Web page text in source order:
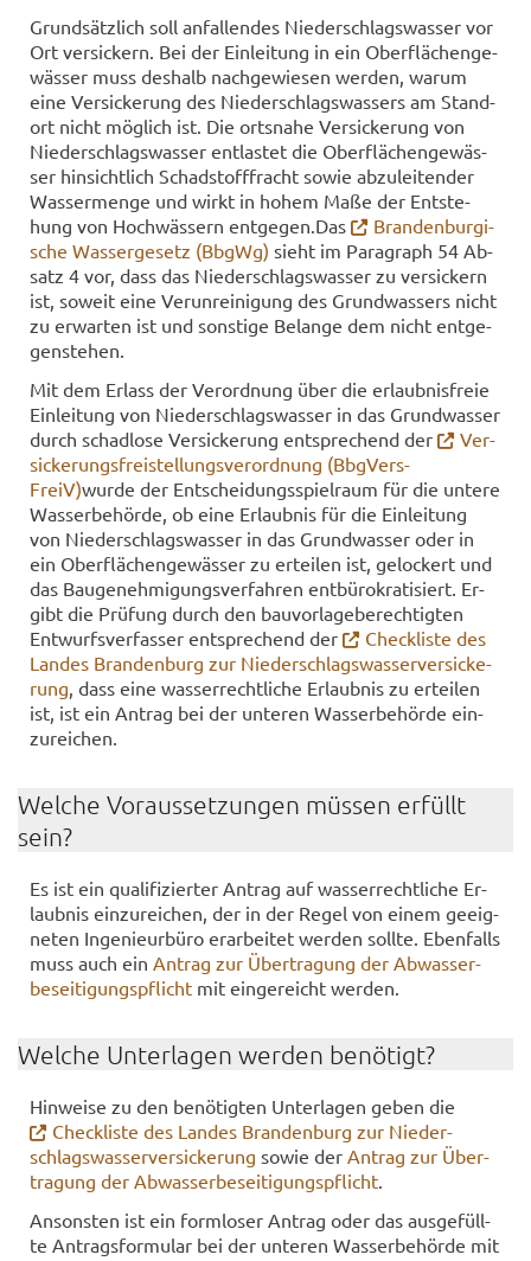
Grund­sätz­lich soll an­fal­len­des Nie­der­schlags­was­ser vor
Ort ver­si­ckern. Bei der Ein­lei­tung in ein Ober­flä­chen­ge­
wäs­ser muss des­halb nach­ge­wie­sen wer­den, warum
eine Ver­si­cke­rung des Nie­der­schlags­was­sers am Stand­
ort nicht mög­lich ist. Die orts­na­he Ver­si­cke­rung von
Nie­der­schlags­was­ser ent­las­tet die Ober­flä­chen­ge­wäs­
ser hin­sicht­lich Schad­stoff­fracht sowie ab­zu­lei­ten­der
Was­ser­men­ge und wirkt in hohem Maße der Ent­ste­
hung von Hoch­wäs­sern ent­ge­gen.Das
Bran­den­bur­gi­
sche Was­ser­ge­setz (BbgWg) sieht im Pa­ra­graph 54 Ab­
satz 4 vor, dass das Nie­der­schlags­was­ser zu ver­si­ckern
ist, so­weit eine Ver­un­rei­ni­gung des Grund­was­sers nicht
zu er­war­ten ist und sons­ti­ge Be­lan­ge dem nicht ent­ge­
gen­ste­hen.
Mit dem Er­lass der Ver­ord­nung über die er­laub­nis­freie
Ein­lei­tung von Nie­der­schlags­was­ser in das Grund­was­ser
durch schad­lo­se Ver­si­cke­rung ent­spre­chend der
Ver­
si­cke­rungs­frei­stel­lungs­ver­ord­nung (Bb­gVers­
FreiV)wurde der Ent­schei­dungs­spiel­raum für die un­te­re
Was­ser­be­hör­de, ob eine Er­laub­nis für die Ein­lei­tung
von Nie­der­schlags­was­ser in das Grund­was­ser oder in
ein Ober­flä­chen­ge­wäs­ser zu er­tei­len ist, ge­lo­ckert und
das Bau­ge­neh­mi­gungs­ver­fah­ren ent­bü­ro­kra­ti­siert. Er­
gibt die Prü­fung durch den bau­vor­la­ge­be­rech­tig­ten
Ent­wurfs­ver­fas­ser ent­spre­chend der
Check­lis­te des
Lan­des Bran­den­burg zur Nie­der­schlags­was­ser­ver­si­cke­
rung, dass eine was­ser­recht­li­che Er­laub­nis zu er­tei­len
ist, ist ein An­trag bei der un­te­ren Was­ser­be­hör­de ein­
zu­rei­chen.
Wel­che Vor­aus­set­zun­gen müs­sen er­füllt
sein?
Es ist ein qua­li­fi­zier­ter An­trag auf was­ser­recht­li­che Er­
laub­nis ein­zu­rei­chen, der in der Regel von einem ge­eig­
ne­ten In­ge­nieur­bü­ro er­ar­bei­tet wer­den soll­te. Eben­falls
muss auch ein An­trag zur Über­tra­gung der Ab­was­ser­
be­sei­ti­gungs­pflicht mit ein­ge­reicht wer­den.
Wel­che Un­ter­la­gen wer­den be­nö­tigt?
Hin­wei­se zu den be­nö­tig­ten Un­ter­la­gen geben die
Check­lis­te des Lan­des Bran­den­burg zur Nie­der­
schlags­was­ser­ver­si­cke­rung sowie der An­trag zur Über­
tra­gung der Ab­was­ser­be­sei­ti­gungs­pflicht.
An­sons­ten ist ein form­lo­ser An­trag oder das aus­ge­füll­
te An­trags­for­mu­lar bei der un­te­ren Was­ser­be­hör­de mit